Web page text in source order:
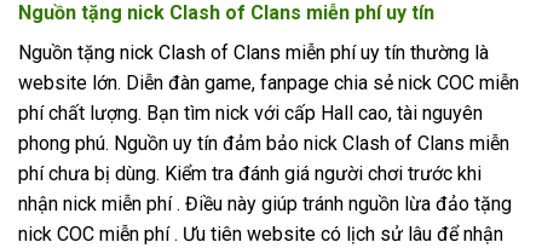
Nguồn tặng nick Clash of Clans miễn phí uy tín
Nguồn tặng nick Clash of Clans miễn phí uy tín thường là
website lớn. Diễn đàn game, fanpage chia sẻ nick COC miễn
phí chất lượng. Bạn tìm nick với cấp Hall cao, tài nguyên
phong phú. Nguồn uy tín đảm bảo nick Clash of Clans miễn
phí chưa bị dùng. Kiểm tra đánh giá người chơi trước khi
nhận nick miễn phí . Điều này giúp tránh nguồn lừa đảo tặng
nick COC miễn phí . Ưu tiên website có lịch sử lâu để nhận